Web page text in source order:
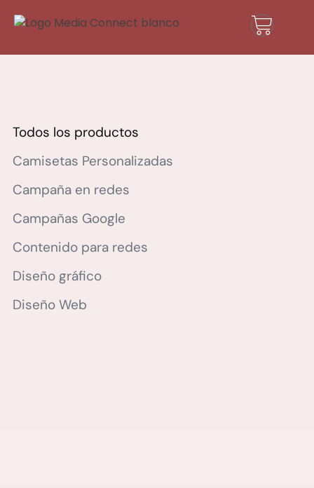
Camisetas Personalizadas
Campaña en redes
Campañas Google
Contenido para redes
Diseño gráfico
Diseño Web
Todos los productos